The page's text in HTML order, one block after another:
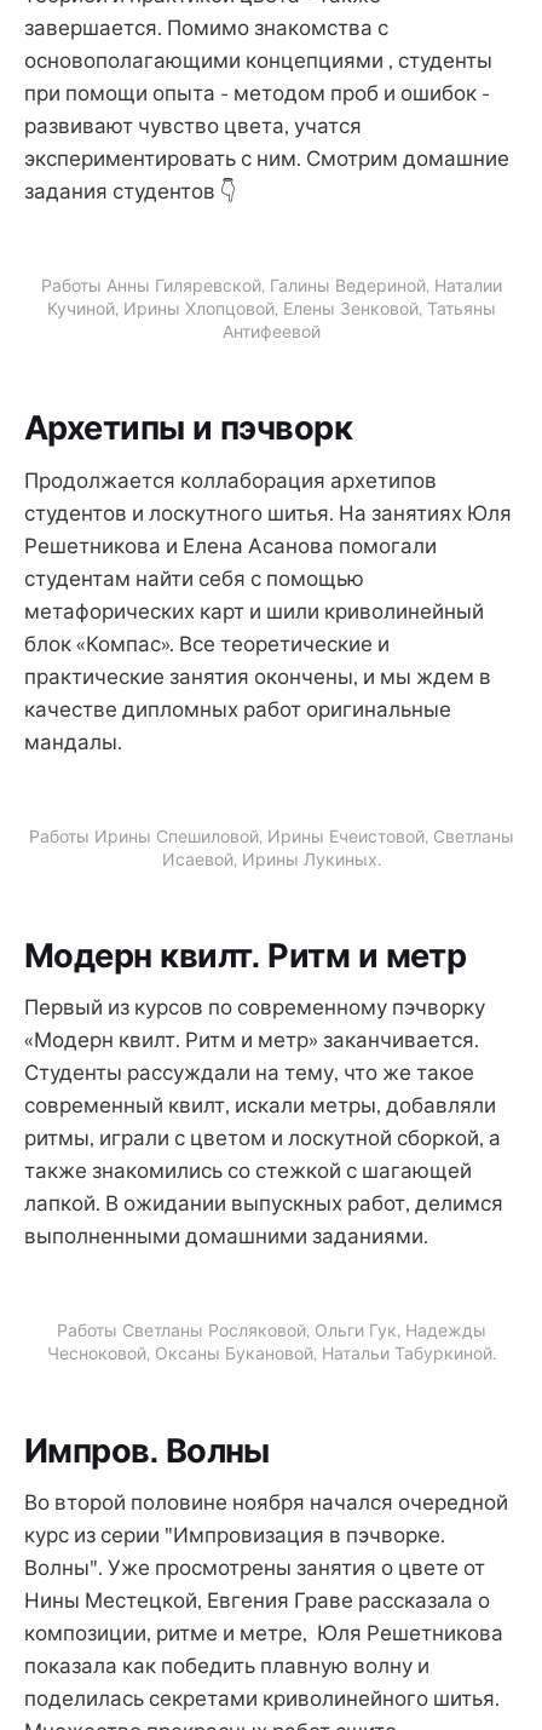
завершается. Помимо знакомства с
основополагающими концепциями , студенты
при помощи опыта - методом проб и ошибок -
развивают чувство цвета, учатся
экспериментировать с ним. Смотрим домашние
задания студентов 👇
Работы Анны Гиляревской, Галины Ведериной, Наталии
Кучиной, Ирины Хлопцовой, Елены Зенковой, Татьяны
Антифеевой
Архетипы и пэчворк
Продолжается коллаборация архетипов
студентов и лоскутного шитья. На занятиях Юля
Решетникова и Елена Асанова помогали
студентам найти себя с помощью
метафорических карт и шили криволинейный
блок «Компас». Все теоретические и
практические занятия окончены, и мы ждем в
качестве дипломных работ оригинальные
мандалы.
Работы Ирины Спешиловой, Ирины Ечеистовой, Светланы
Исаевой, Ирины Лукиных.
Модерн квилт. Ритм и метр
Первый из курсов по современному пэчворку
«Модерн квилт. Ритм и метр» заканчивается.
Студенты рассуждали на тему, что же такое
современный квилт, искали метры, добавляли
ритмы, играли с цветом и лоскутной сборкой, а
также знакомились со стежкой с шагающей
лапкой. В ожидании выпускных работ, делимся
выполненными домашними заданиями.
Работы Светланы Росляковой, Ольги Гук, Надежды
Чесноковой, Оксаны Букановой, Натальи Табуркиной.
Импров. Волны
Во второй половине ноября начался очередной
курс из серии "Импровизация в пэчворке.
Волны". Уже просмотрены занятия о цвете от
Нины Местецкой, Евгения Граве рассказала о
композиции, ритме и метре, Юля Решетникова
показала как победить плавную волну и
поделилась секретами криволинейного шитья.